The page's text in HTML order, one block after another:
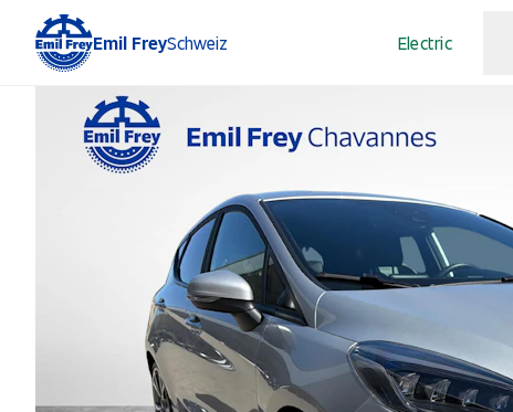
Emil FreySchweiz Electric